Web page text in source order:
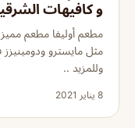
و كافيهات
مطعم أوليفا مطعم مميز
مثل مايسترو ودومينيزز
وللمزيد ..
8 يناير 2021